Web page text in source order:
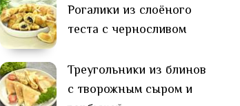
Рогалики из слоёного
теста с черносливом
Треугольники из блинов
с творожным сыром и